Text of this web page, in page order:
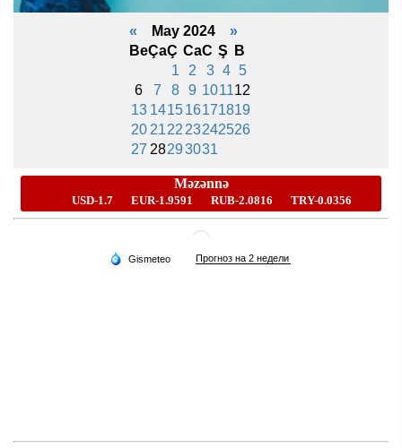
« May 2024 »
BeÇaÇ CaC Ş
B
1
2 3 4 5
6
7 8 9 101112
13 141516171819
20 2122 23242526
27 28293031